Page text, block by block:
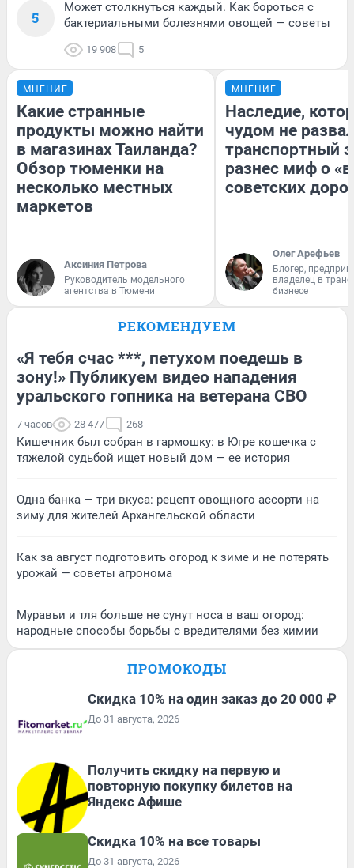
5
Может столкнуться каждый. Как бороться с
бактериальными болезнями овощей — советы
19 908 5
МНЕНИЕ
Какие странные
продукты можно найти
в магазинах Таиланда?
Обзор тюменки на
несколько местных
маркетов
Аксиния Петрова
Руководитель модельного
агентства в Тюмени
МНЕНИЕ
Наследие,
чудом не
транспортный
разнес миф о
советских
Олег Арефьев
Блогер,
владелец в
бизнесе
РЕКОМЕНДУЕМ
«Я тебя счас ***, петухом поедешь в
зону!» Публикуем видео нападения
уральского гопника на ветерана СВО
7 часов 28 477 268
Кишечник был собран в гармошку: в Югре кошечка с
тяжелой судьбой ищет новый дом — ее история
Одна банка — три вкуса: рецепт овощного ассорти на
зиму для жителей Архангельской области
Как за август подготовить огород к зиме и не потерять
урожай — советы агронома
Муравьи и тля больше не сунут носа в ваш огород:
народные способы борьбы с вредителями без химии
ПРОМОКОДЫ
Скидка 10% на один заказ до 20 000 ₽
До 31 августа, 2026
Получить скидку на первую и
повторную покупку билетов на
Яндекс Афише
Скидка 10% на все товары
До 31 августа, 2026